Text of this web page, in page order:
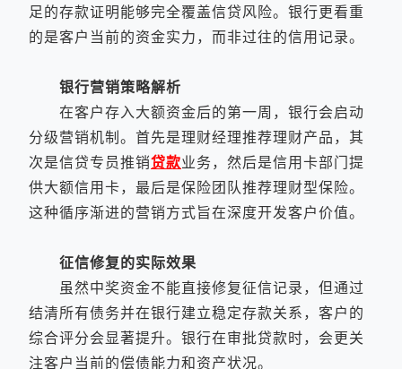
足的存款证明能够完全覆盖信贷风险。银行更看重
的是客户当前的资金实力，而非过往的信用记录。
银行营销策略解析
在客户存入大额资金后的第一周，银行会启动
分级营销机制。首先是理财经理推荐理财产品，其
次是信贷专员推销贷款业务，然后是信用卡部门提
供大额信用卡，最后是保险团队推荐理财型保险。
这种循序渐进的营销方式旨在深度开发客户价值。
征信修复的实际效果
虽然中奖资金不能直接修复征信记录，但通过
结清所有债务并在银行建立稳定存款关系，客户的
综合评分会显著提升。银行在审批贷款时，会更关
注客户当前的偿债能力和资产状况。